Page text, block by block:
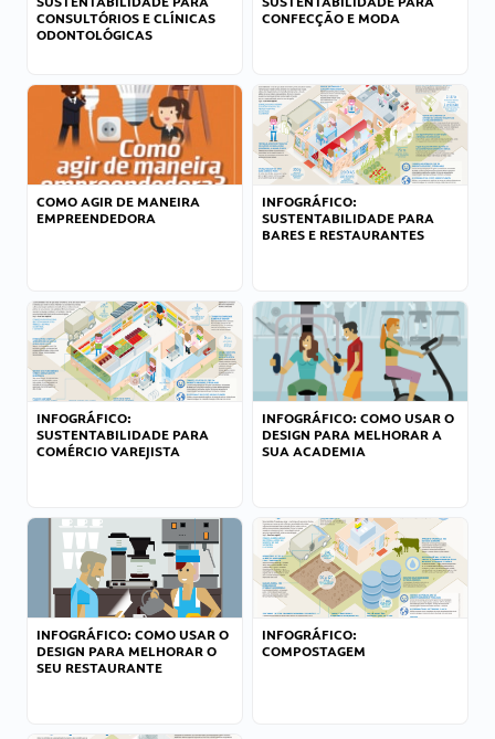
CONSULTÓRIOS E CLÍNICAS
ODONTOLÓGICAS
CONFECÇÃO E MODA
COMO AGIR DE MANEIRA
EMPREENDEDORA
INFOGRÁFICO:
SUSTENTABILIDADE PARA
BARES E RESTAURANTES
INFOGRÁFICO:
SUSTENTABILIDADE PARA
COMÉRCIO VAREJISTA
INFOGRÁFICO: COMO USAR O
DESIGN PARA MELHORAR A
SUA ACADEMIA
INFOGRÁFICO: COMO USAR O
DESIGN PARA MELHORAR O
SEU RESTAURANTE
INFOGRÁFICO:
COMPOSTAGEM